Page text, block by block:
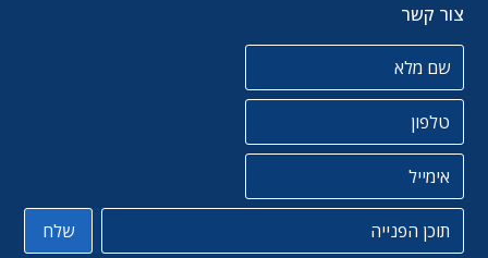
צור קשר
שם מלא
טלפון
אימייל
תוכן הפניה שלח